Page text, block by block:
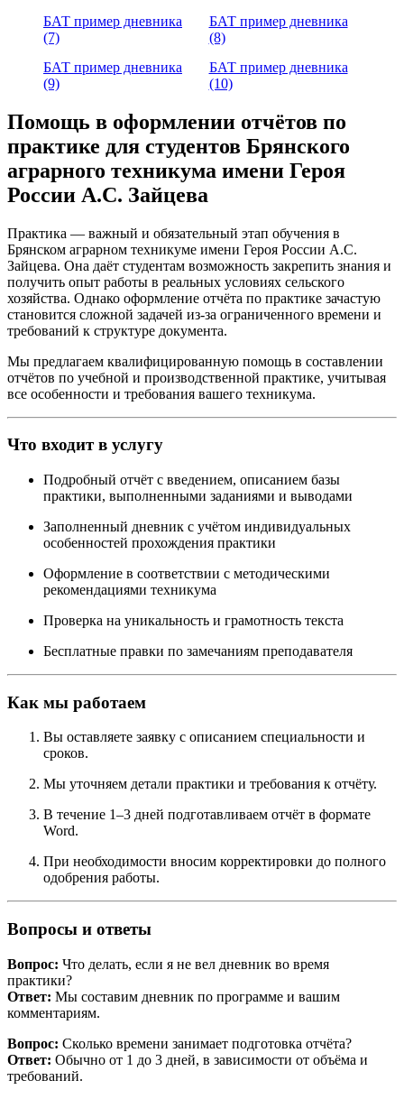
БАТ пример дневника
(7)
БАТ пример дневника
(8)
БАТ пример дневника
(9)
БАТ пример дневника
(10)
Помощь в оформлении отчётов по
практике для студентов Брянского
аграрного техникума имени Героя
России А.С. Зайцева
Практика — важный и обязательный этап обучения в
Брянском аграрном техникуме имени Героя России А.С.
Зайцева. Она даёт студентам возможность закрепить знания и
получить опыт работы в реальных условиях сельского
хозяйства. Однако оформление отчёта по практике зачастую
становится сложной задачей из-за ограниченного времени и
требований к структуре документа.
Мы предлагаем квалифицированную помощь в составлении
отчётов по учебной и производственной практике, учитывая
все особенности и требования вашего техникума.
Что входит в услугу
Подробный отчёт с введением, описанием базы
практики, выполненными заданиями и выводами
Заполненный дневник с учётом индивидуальных
особенностей прохождения практики
Оформление в соответствии с методическими
рекомендациями техникума
Проверка на уникальность и грамотность текста
Бесплатные правки по замечаниям преподавателя
Как мы работаем
Вы оставляете заявку с описанием специальности и
сроков.
Мы уточняем детали практики и требования к отчёту.
В течение 1–3 дней подготавливаем отчёт в формате
Word.
При необходимости вносим корректировки до полного
одобрения работы.
Вопросы и ответы
Вопрос: Что делать, если я не вел дневник во время
практики?
Ответ: Мы составим дневник по программе и вашим
комментариям.
Вопрос: Сколько времени занимает подготовка отчёта?
Ответ: Обычно от 1 до 3 дней, в зависимости от объёма и
требований.